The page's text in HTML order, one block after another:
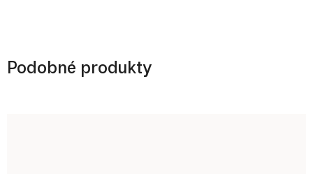
Podobné produkty